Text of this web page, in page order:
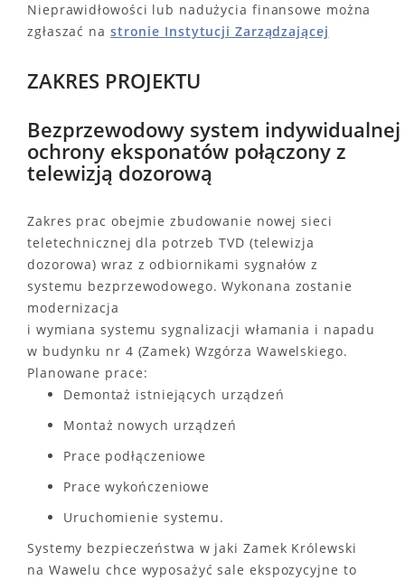
Nieprawidłowości lub nadużycia finansowe można
zgłaszać na stronie Instytucji Zarządzającej
ZAKRES PROJEKTU
Bezprzewodowy system indywidualnej
ochrony eksponatów połączony z
telewizją dozorową
Zakres prac obejmie zbudowanie nowej sieci
teletechnicznej dla potrzeb TVD (telewizja
dozorowa) wraz z odbiornikami sygnałów z
systemu bezprzewodowego. Wykonana zostanie
modernizacja
i wymiana systemu sygnalizacji włamania i napadu
w budynku nr 4 (Zamek) Wzgórza Wawelskiego.
Planowane prace:
Demontaż istniejących urządzeń
Montaż nowych urządzeń
Prace podłączeniowe
Prace wykończeniowe
Uruchomienie systemu.
Systemy bezpieczeństwa w jaki Zamek Królewski
na Wawelu chce wyposażyć sale ekspozycyjne to